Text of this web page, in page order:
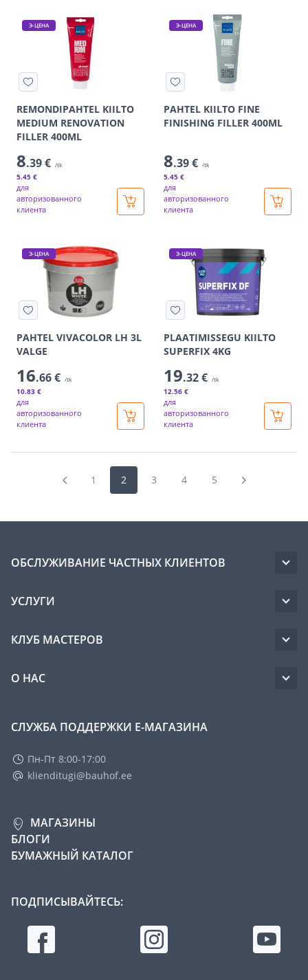
Э-ЦЕНА
REMONDIPAHTEL KIILTO
MEDIUM RENOVATION
FILLER 400ML
8.39 € /tk
5.45 €
для
авторизованного
клиента
Э-ЦЕНА
PAHTEL KIILTO FINE
FINISHING FILLER 400ML
8.39 € /tk
5.45 €
для
авторизованного
клиента
Э-ЦЕНА
PAHTEL VIVACOLOR LH 3L
VALGE
16.66 € /tk
10.83 €
для
авторизованного
клиента
Э-ЦЕНА
PLAATIMISSEGU KIILTO
SUPERFIX 4KG
19.32 € /tk
12.56 €
для
авторизованного
клиента
1 2 3 4 5
ОБСЛУЖИВАНИЕ ЧАСТНЫХ КЛИЕНТОВ
УСЛУГИ
КЛУБ МАСТЕРОВ
О НАС
СЛУЖБА ПОДДЕРЖКИ Е-МАГАЗИНА
Пн-Пт 8:00-17:00
klienditugi@bauhof.ee
МАГАЗИНЫ
БЛОГИ
БУМАЖНЫЙ КАТАЛОГ
ПОДПИСЫВАЙТЕСЬ: